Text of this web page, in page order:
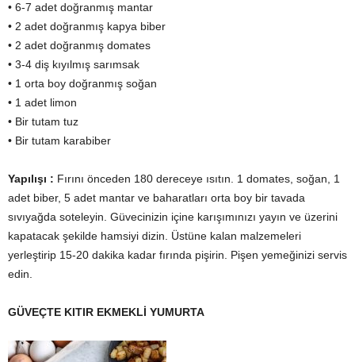
• 6-7 adet doğranmış mantar
• 2 adet doğranmış kapya biber
• 2 adet doğranmış domates
• 3-4 diş kıyılmış sarımsak
• 1 orta boy doğranmış soğan
• 1 adet limon
• Bir tutam tuz
• Bir tutam karabiber
Yapılışı : Fırını önceden 180 dereceye ısıtın. 1 domates, soğan, 1
adet biber, 5 adet mantar ve baharatları orta boy bir tavada
sıvıyağda soteleyin. Güvecinizin içine karışımınızı yayın ve üzerini
kapatacak şekilde hamsiyi dizin. Üstüne kalan malzemeleri
yerleştirip 15-20 dakika kadar fırında pişirin. Pişen yemeğinizi servis
edin.
GÜVEÇTE KITIR EKMEKLİ YUMURTA